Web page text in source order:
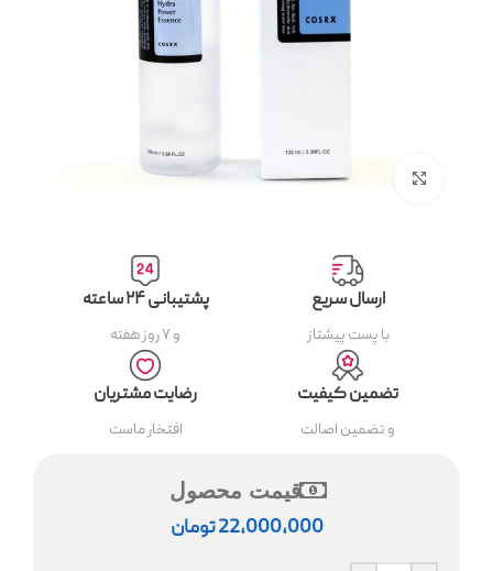
بزرگنمایی تصویر
ارسال سریع
با پست پیشتاز
پشتیبانی ۲۴ ساعته
و ۷ روز هفته
تضمین کیفیت
و تضمین اصالت
رضایت مشتریان
افتخار ماست
قیمت محصول
22,000,000تومان